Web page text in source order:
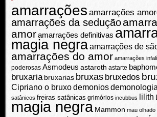
amarrações amarrações
amarrações da sedução
amoramarrações definitivas
magia negraamarrações de
amarrações do amor amarrações
poderosas Asmodeus astaroth astarte
bruxaria bruxarias bruxas bruxedos
Cipriano o bruxodemoniosdemonologia
satânicos freiras satânicas grimórios incubbus lilith
magia negra Mammon mau olhado